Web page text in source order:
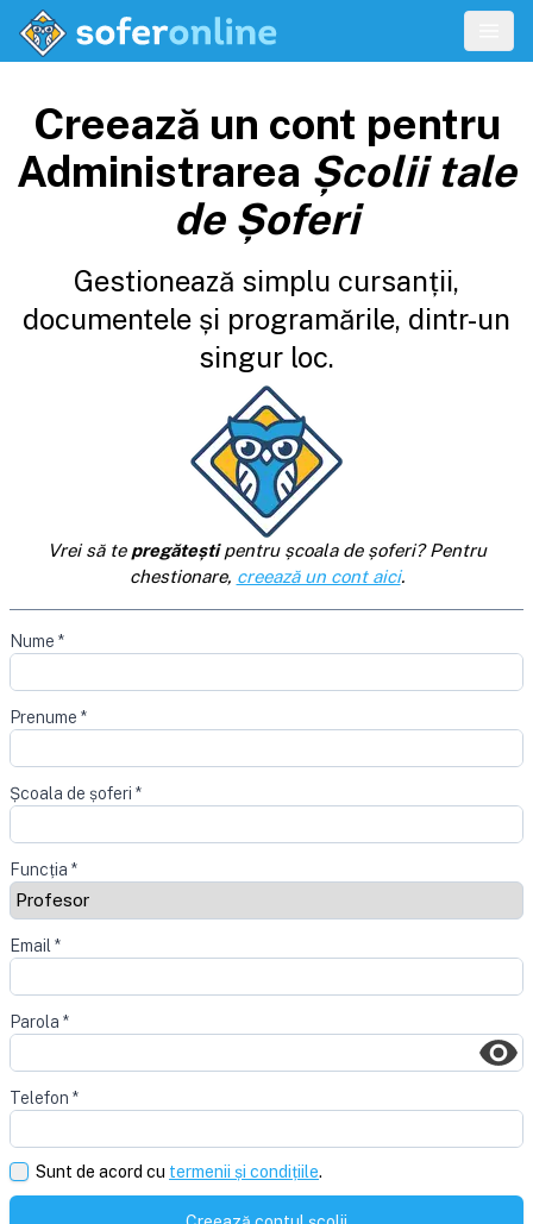
Creează un cont pentru
Administrarea Școlii tale
de Șoferi
Gestionează simplu cursanții,
documentele și programările, dintr-un
singur loc.
Vrei să te pregăteștipentru școala de șoferi? Pentru
chestionare, creează un cont aici.
Nume *
Prenume *
Școala de șoferi *
Funcția *
Email *
Parola *
Telefon *
Sunt de acord cu termenii și condițiile.